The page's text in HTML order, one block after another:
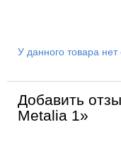
У данного товара
Добавить
Metalia 1»